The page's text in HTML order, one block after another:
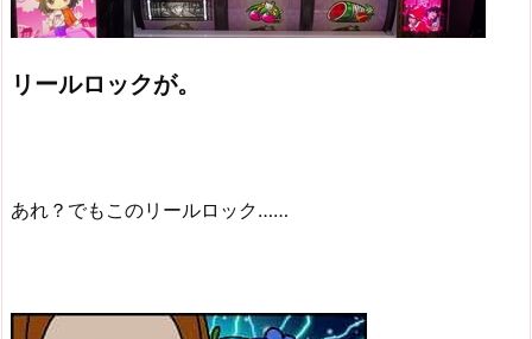
リールロックが。
あれ？でもこのリールロック……